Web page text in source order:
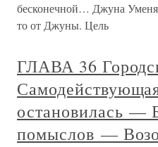
бесконечной… Джуна
то от Джуны. Цель
ГЛАВА 36
остановилась —
помыслов —